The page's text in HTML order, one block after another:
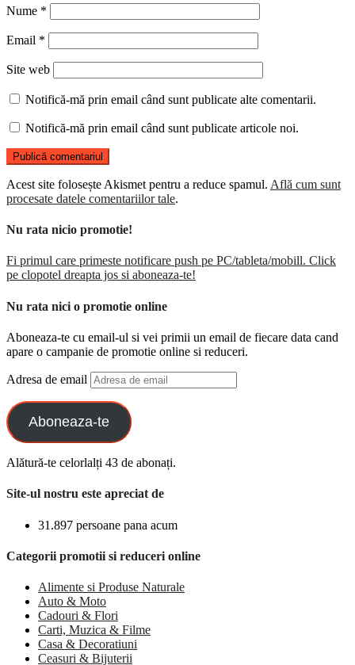
Nume *
Email *
Site web
Notifică-mă prin email când sunt publicate alte comentarii.
Notifică-mă prin email când sunt publicate articole noi.
Acest site folosește Akismet pentru a reduce spamul. Află cum sunt
procesate datele comentariilor tale.
Nu rata nicio promotie!
Fi primul care primeste notificare push pe PC/tableta/mobill. Click
pe clopotel dreapta jos si aboneaza-te!
Nu rata nici o promotie online
Aboneaza-te cu email-ul si vei primii un email de fiecare data cand
apare o campanie de promotie online si reduceri.
Adresa de email
Aboneaza-te
Alătură-te celorlalți 43 de abonați.
Site-ul nostru este apreciat de
31.897 persoane pana acum
Categorii promotii si reduceri online
Alimente si Produse Naturale
Auto & Moto
Cadouri & Flori
Carti, Muzica & Filme
Casa & Decoratiuni
Ceasuri & Bijuterii